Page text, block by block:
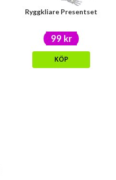
Ryggkliare Presentset
99 kr
KÖP